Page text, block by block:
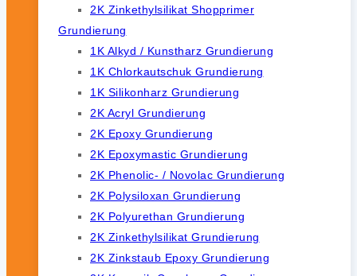
2K Zinkethylsilikat Shopprimer
Grundierung
1K Alkyd / Kunstharz Grundierung
1K Chlorkautschuk Grundierung
1K Silikonharz Grundierung
2K Acryl Grundierung
2K Epoxy Grundierung
2K Epoxymastic Grundierung
2K Phenolic- / Novolac Grundierung
2K Polysiloxan Grundierung
2K Polyurethan Grundierung
2K Zinkethylsilikat Grundierung
2K Zinkstaub Epoxy Grundierung